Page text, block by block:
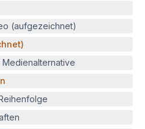
(aufgezeichnet)